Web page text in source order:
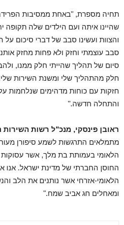
תחיה מספרת, "באחת ממסיבות
שהיינו איתה ועם הילדים שלה תקופה
והצוות ועשינו סבב של דברי סיכום
סבב עוצמתי וחזק ולא פחות מחזק
סיום של תהליך שהייתי חלק ממנו,
חלק מהתהליך שלי ומשנת השירות שלי.
חזקות עם כוחות מדהימים שנלחמות
והתחלה חדשה."
ראובן פינסקי, מנכ"ל רשות השירות
מתמלאים התרגשות לשמע סיפורן
הלאומי בעמותת בת מלך, אשר
החוסן החברתי של מדינת ישראל. אנו
הלאומי-אזרחי אשר נותנים את הלב
ומאחלים חג אביב שמח."